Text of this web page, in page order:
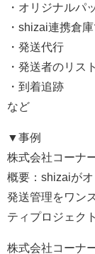
・オリジナルパ
・shizai連携倉
・発送代行
・発送者のリス
・到着追跡
など
▼事例
株式会社コーナ
概要：shizaiが
発送管理をワン
ティプロジェク
株式会社コーナ